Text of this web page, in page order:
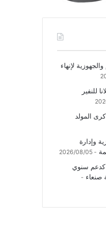
لإنهاء
للنفير
المولد
وإدارة
2026/08/05
ألف دولار كدعم سنوي
صنعاء